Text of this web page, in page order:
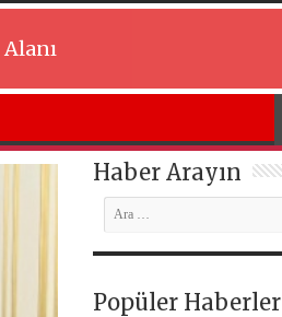
Haber Arayın
Popüler Haberler